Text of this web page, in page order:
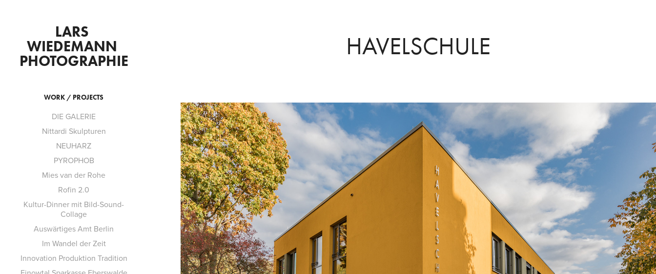
LARS
WIEDEMANN
PHOTOGRAPHIE
WORK / PROJECTS
DIE GALERIE
Nittardi Skulpturen
NEUHARZ
PYROPHOB
Mies van der Rohe
Rofin 2.0
Kultur-Dinner mit Bild-Sound-
Collage
Auswärtiges Amt Berlin
Im Wandel der Zeit
Innovation Produktion Tradition
HAVELSCHULE